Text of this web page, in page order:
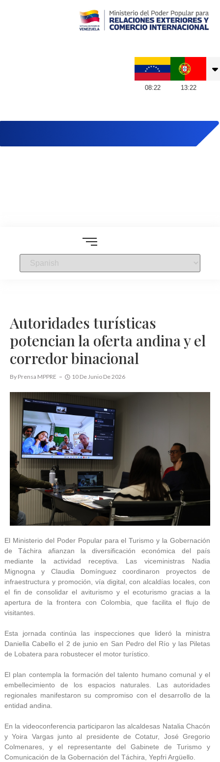
08:22 13:22
Autoridades turísticas
potencian la oferta andina y el
corredor binacional
By Prensa MPPRE 10 De Junio De 2026
El Ministerio del Poder Popular para el Turismo y la Gobernación
de Táchira afianzan la diversificación económica del país
mediante la actividad receptiva. Las viceministras Nadia
Mignogna y Claudia Domínguez coordinaron proyectos de
infraestructura y promoción, vía digital, con alcaldías locales, con
el fin de consolidar el aviturismo y el ecoturismo gracias a la
apertura de la frontera con Colombia, que facilita el flujo de
visitantes.
Esta jornada continúa las inspecciones que lideró la ministra
Daniella Cabello el 2 de junio en San Pedro del Río y las Piletas
de Lobatera para robustecer el motor turístico.
El plan contempla la formación del talento humano comunal y el
embellecimiento de los espacios naturales. Las autoridades
regionales manifestaron su compromiso con el desarrollo de la
entidad andina.
En la videoconferencia participaron las alcaldesas Natalia Chacón
y Yoira Vargas junto al presidente de Cotatur, José Gregorio
Colmenares, y el representante del Gabinete de Turismo y
Comunicación de la Gobernación del Táchira, Yepfri Argüello.